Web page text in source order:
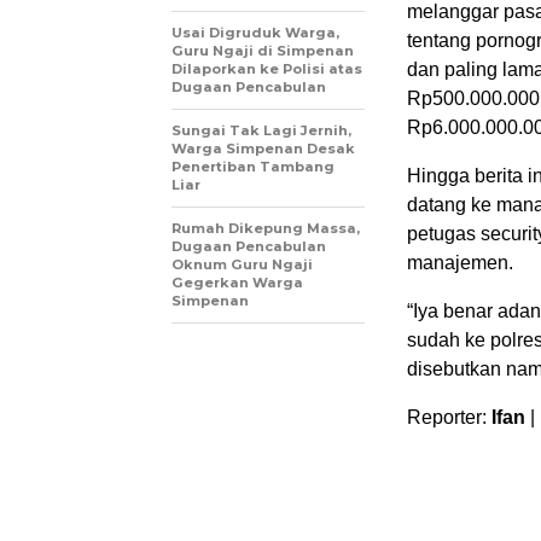
melanggar
tentang
dan paling
Hingga berita
datang ke
petugas
manajemen.
“Iya benar
sudah ke
disebutkan
Reporter: Ifan
Usai Digruduk Warga,
Guru Ngaji di Simpenan
Dilaporkan ke Polisi atas
Dugaan Pencabulan
Sungai Tak Lagi Jernih,
Warga Simpenan Desak
Penertiban Tambang
Liar
Rumah Dikepung Massa,
Dugaan Pencabulan
Oknum Guru Ngaji
Gegerkan Warga
Simpenan